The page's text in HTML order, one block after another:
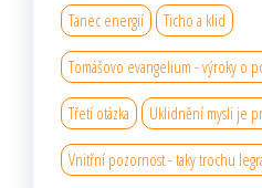
Tanec energií Ticho a klid
Tomášovo evangelium - výroky o
Třetí otázka Uklidnění mysli je
Vnitřní pozornost - taky trochu